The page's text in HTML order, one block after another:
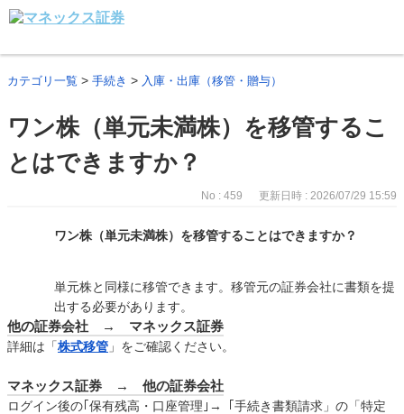
カテゴリ一覧 > 手続き > 入庫・出庫（移管・贈与）
ワン株（単元未満株）を移管するこ
とはできますか？
No : 459 更新日時 : 2026/07/29 15:59
ワン株（単元未満株）を移管することはできますか？
単元株と同様に移管できます。移管元の証券会社に書類を提
出する必要があります。
他の証券会社 → マネックス証券
詳細は「株式移管 」をご確認ください。
マネックス証券 → 他の証券会社
ログイン後の｢保有残高・口座管理｣→「手続き書類請求」の「特定